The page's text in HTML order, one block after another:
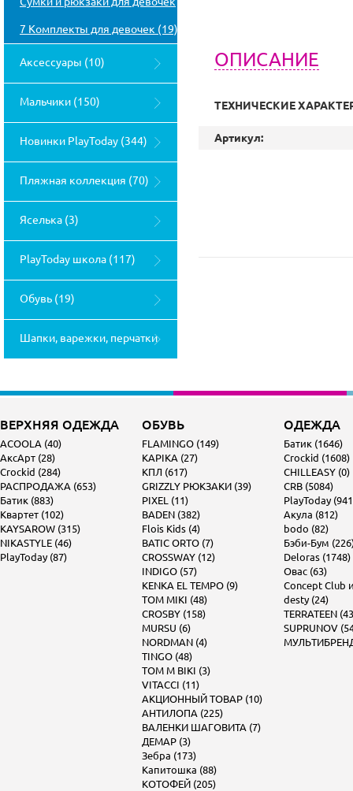
(0)
7 Комплекты для девочек (19)
Аксессуары (10)
Мальчики (150)
Новинки PlayToday (344)
Пляжная коллекция (70)
Яселька (3)
PlayToday школа (117)
Обувь (19)
Шапки, варежки, перчатки
ОПИСАНИЕ
ТЕХНИЧЕСКИЕ
Артикул:
ВЕРХНЯЯ ОДЕЖДА
ACOOLA (40)
АксАрт (28)
Crockid (284)
РАСПРОДАЖА (653)
Батик (883)
Квартет (102)
KAYSAROW (315)
NIKASTYLE (46)
PlayToday (87)
ОБУВЬ
FLAMINGO (149)
KAPIKA (27)
КПЛ (617)
GRIZZLY РЮКЗАКИ (39)
PIXEL (11)
BADEN (382)
Flois Kids (4)
BATIC ORTO (7)
CROSSWAY (12)
INDIGO (57)
KENKA EL TEMPO (9)
TOM MIKI (48)
CROSBY (158)
MURSU (6)
NORDMAN (4)
TINGO (48)
TOM M BIKI (3)
VITACCI (11)
АКЦИОННЫЙ ТОВАР (10)
АНТИЛОПА (225)
ВАЛЕНКИ ШАГОВИТА (7)
ДЕМАР (3)
Зебра (173)
Капитошка (88)
КОТОФЕЙ (205)
ОДЕЖДА
Батик (1646)
Crockid (1608)
CHILLEASY (0)
CRB (5084)
PlayToday
Акула (812)
bodo (82)
Бэби-Бум
Deloras (1748)
Овас (63)
Concept Club
desty (24)
TERRATEEN
SUPRUNOV